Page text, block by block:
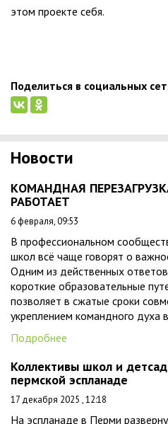
этом проекте себя.
Поделиться в социальных
Новости
КОМАНДНАЯ
РАБОТАЕТ
6 февраля, 09:53
В профессиональном
школ всё чаще говорят о
Одним из действенных
короткие образовательные
позволяет в сжатые сроки
укреплением командного духа
Подробнее
Коллективы школ и
пермской эспланаде
17 декабря 2025 , 12:18
На эспланаде в Перми